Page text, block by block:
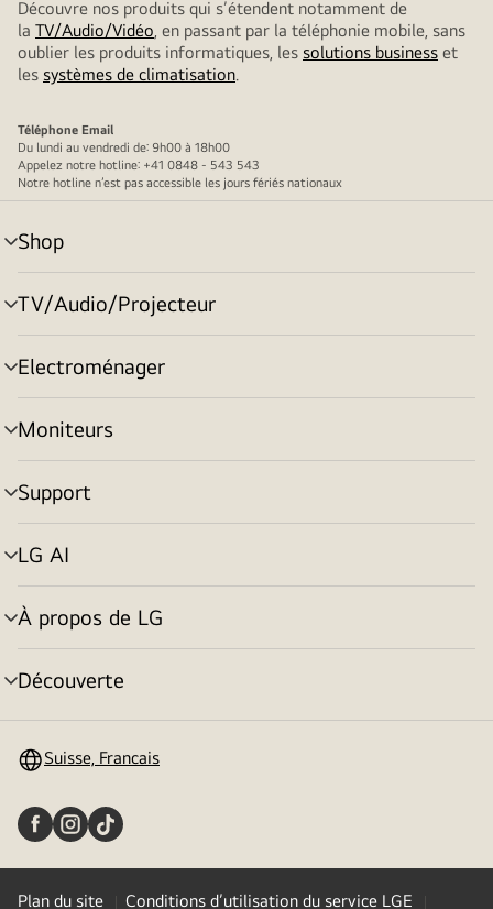
Découvre nos produits qui s’étendent notamment de
la TV/Audio/Vidéo, en passant par la téléphonie mobile, sans
oublier les produits informatiques, les solutions business et
les systèmes de climatisation.
Téléphone Email
Du lundi au vendredi de: 9h00 à 18h00
Appelez notre hotline: +41 0848 - 543 543
Notre hotline n’est pas accessible les jours fériés nationaux
Shop
menu
déroulant
TV/Audio/Projecteur
menu
déroulant
Electroménager
menu
déroulant
Moniteurs
menu
déroulant
Support
menu
déroulant
LG AI
menu
déroulant
À propos de LG
menu
déroulant
Découverte
menu
Suisse, Francais
Plan du site Conditions d’utilisation du service LGE